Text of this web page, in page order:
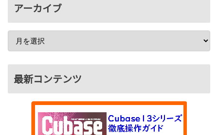
アーカイブ
最新コンテンツ